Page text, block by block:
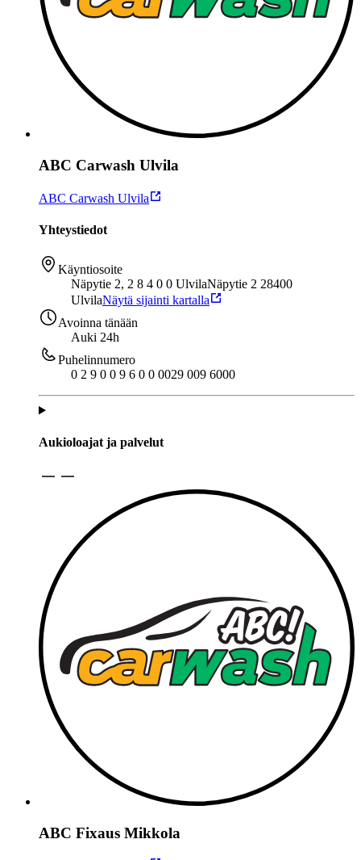
ABC Carwash Ulvila
ABC Carwash Ulvila
Yhteystiedot
Käyntiosoite
Näpytie 2, 2 8 4 0 0 UlvilaNäpytie 2 28400
UlvilaNäytä sijainti kartalla
Avoinna tänään
Auki 24h
Puhelinnumero
0 2 9 0 0 9 6 0 0 0029 009 6000
Aukioloajat ja palvelut
ABC Fixaus Mikkola